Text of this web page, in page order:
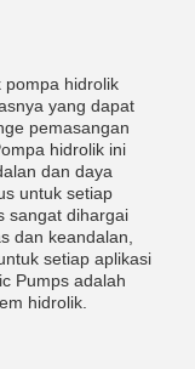
pompa hidrolik
yang dapat
pemasangan
hidrolik ini
dan daya
untuk setiap
sangat dihargai
dan keandalan,
setiap aplikasi
Pumps adalah
hidrolik.